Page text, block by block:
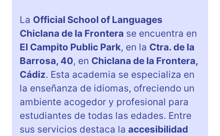
La Official School of Languages
Chiclana de la Frontera se encuentra en
El Campito Public Park, en la Ctra. de la
Barrosa, 40, en Chiclana de la Frontera,
Cádiz. Esta academia se especializa en
la enseñanza de idiomas, ofreciendo un
ambiente acogedor y profesional para
estudiantes de todas las edades. Entre
sus servicios destaca la accesibilidad